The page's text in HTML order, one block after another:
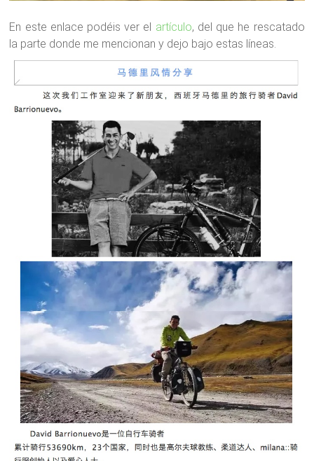
En este enlace podéis ver el artículo, del que he rescatado
la parte donde me mencionan y dejo bajo estas líneas.